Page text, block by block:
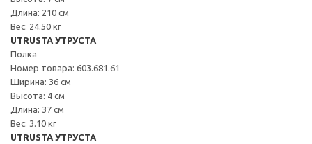
Длина: 210 см
Вес: 24.50 кг
UTRUSTA УТРУСТА
Полка
Номер товара: 603.681.61
Ширина: 36 см
Высота: 4 см
Длина: 37 см
Вес: 3.10 кг
UTRUSTA УТРУСТА